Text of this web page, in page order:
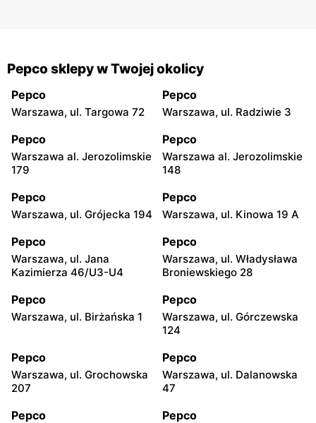
Pepco sklepy w Twojej okolicy
Pepco
Warszawa, ul. Targowa 72
Pepco
Warszawa, ul. Radziwie 3
Pepco
Warszawa al. Jerozolimskie
179
Pepco
Warszawa al. Jerozolimskie
148
Pepco
Warszawa, ul. Grójecka 194
Pepco
Warszawa, ul. Kinowa 19 A
Pepco
Warszawa, ul. Jana
Kazimierza 46/U3-U4
Pepco
Warszawa, ul. Władysława
Broniewskiego 28
Pepco
Warszawa, ul. Birżańska 1
Pepco
Warszawa, ul. Górczewska
124
Pepco
Warszawa, ul. Grochowska
207
Pepco
Warszawa, ul. Dalanowska
47
Pepco Pepco